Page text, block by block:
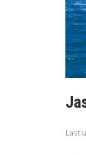
Last